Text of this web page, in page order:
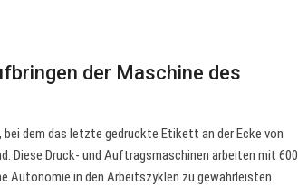
der Maschine des
dem das letzte gedruckte Etikett an der Ecke von
Diese Druck- und Auftragsmaschinen arbeiten mit 600
Autonomie in den Arbeitszyklen zu gewährleisten.